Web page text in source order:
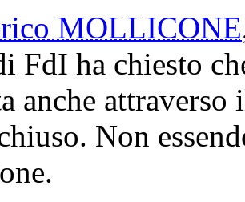
MOLLICONE
FdI ha chiesto
anche
Non